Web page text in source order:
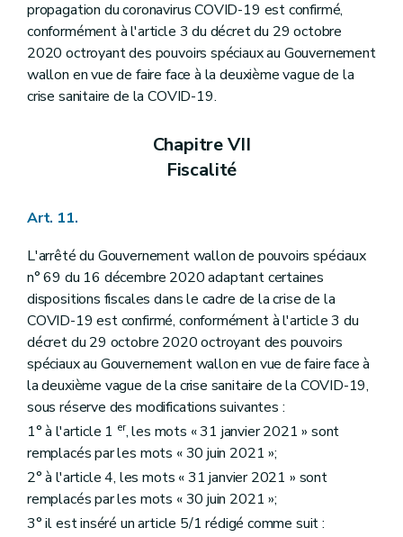
propagation du coronavirus COVID-19 est confirmé,
conformément à l'article 3 du décret du 29 octobre
2020 octroyant des pouvoirs spéciaux au Gouvernement
wallon en vue de faire face à la deuxième vague de la
crise sanitaire de la COVID-19.
Chapitre VII
Fiscalité
Art. 11.
L'arrêté du Gouvernement wallon de pouvoirs spéciaux
n° 69 du 16 décembre 2020 adaptant certaines
dispositions fiscales dans le cadre de la crise de la
COVID-19 est confirmé, conformément à l'article 3 du
décret du 29 octobre 2020 octroyant des pouvoirs
spéciaux au Gouvernement wallon en vue de faire face à
la deuxième vague de la crise sanitaire de la COVID-19,
sous réserve des modifications suivantes :
1° à l'article 1 er, les mots « 31 janvier 2021 » sont
remplacés par les mots « 30 juin 2021 »;
2° à l'article 4, les mots « 31 janvier 2021 » sont
remplacés par les mots « 30 juin 2021 »;
3° il est inséré un article 5/1 rédigé comme suit :